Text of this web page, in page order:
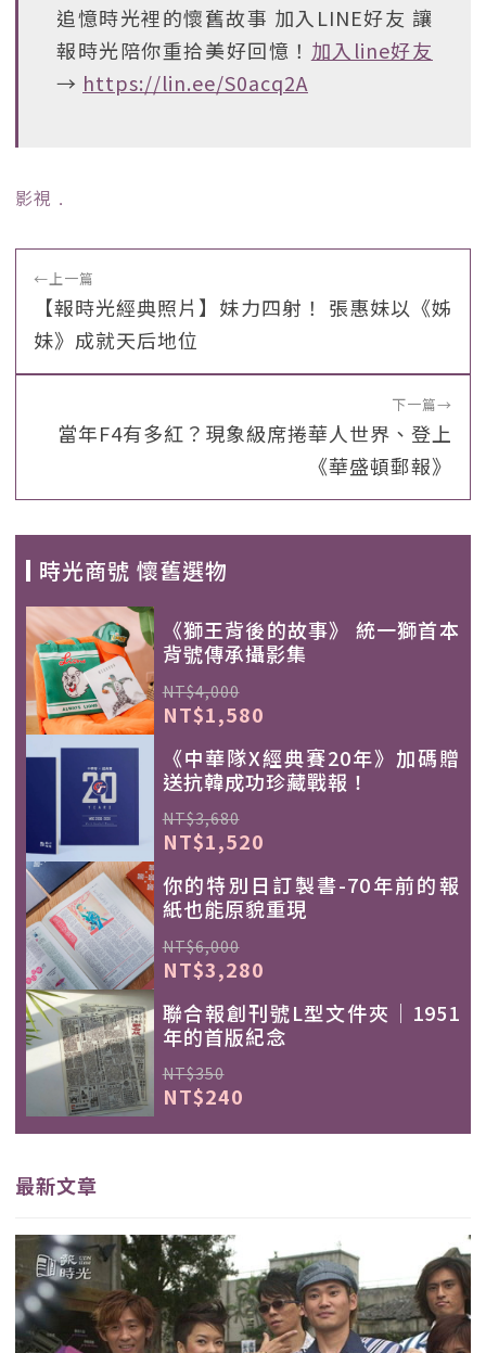
追憶時光裡的懷舊故事 加入LINE好友 讓
報時光陪你重拾美好回憶！ 加入line好友
→ https://lin.ee/S0acq2A
影視 ﹒
←上一篇
【報時光經典照片】妹力四射！ 張惠妹以《姊
妹》成就天后地位
下一篇→
當年F4有多紅？現象級席捲華人世界、登上
《華盛頓郵報》
時光商號 懷舊選物
《獅王背後的故事》 統一獅首本
背號傳承攝影集
NT$4,000
NT$1,580
《中華隊X經典賽20年》加碼贈
送抗韓成功珍藏戰報！
NT$3,680
NT$1,520
你的特別日訂製書-70年前的報
紙也能原貌重現
NT$6,000
NT$3,280
聯合報創刊號L型文件夾｜1951
年的首版紀念
NT$350
NT$240
最新文章